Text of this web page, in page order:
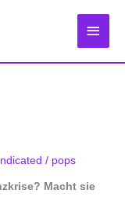
/ pops
Macht sie